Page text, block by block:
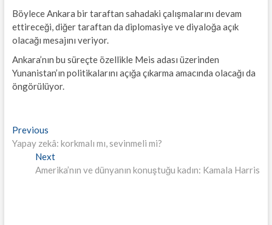
Böylece Ankara bir taraftan sahadaki çalışmalarını devam
ettireceği, diğer taraftan da diplomasiye ve diyaloğa açık
olacağı mesajını veriyor.
Ankara’nın bu süreçte özellikle Meis adası üzerinden
Yunanistan’ın politikalarını açığa çıkarma amacında olacağı da
öngörülüyor.
Yazı
gezinmesi
PreviousPrevious
post:
Yapay zekâ: korkmalı mı, sevinmeli mi?
NextNext
post:
Amerika’nın ve dünyanın konuştuğu kadın: Kamala Harris